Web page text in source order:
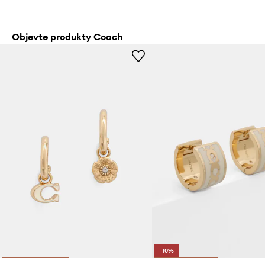
Objevte produkty Coach
-10%